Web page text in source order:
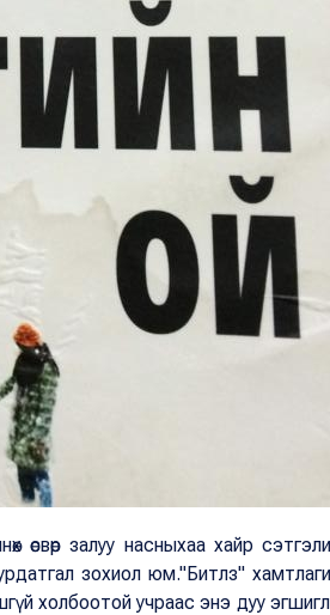
өсвөр залуу насныхаа хайр
зохиол юм."Битлз"
холбоотой учраас энэ дуу